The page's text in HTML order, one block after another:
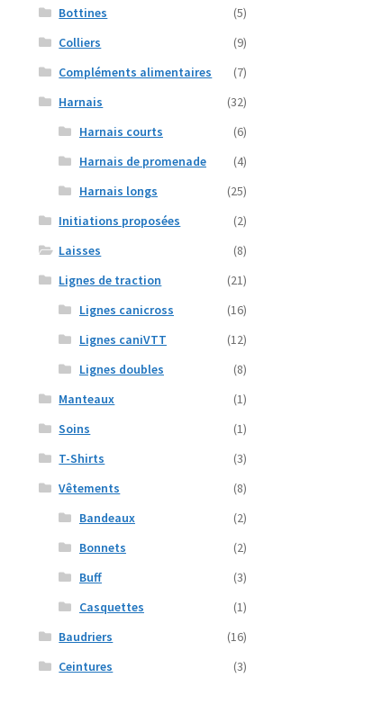
Bottines
(5)
Colliers
(9)
Compléments alimentaires
(7)
Harnais
(32)
Harnais courts
(6)
Harnais de promenade
(4)
Harnais longs
(25)
Initiations proposées
(2)
Laisses
(8)
Lignes de traction
(21)
Lignes canicross
(16)
Lignes caniVTT
(12)
Lignes doubles
(8)
Manteaux
(1)
Soins
(1)
T-Shirts
(3)
Vêtements
(8)
Bandeaux
(2)
Bonnets
(2)
Buff
(3)
Casquettes
(1)
Baudriers
(16)
Ceintures
(3)